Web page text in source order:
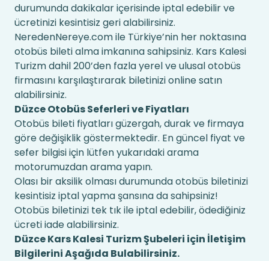
durumunda dakikalar içerisinde iptal edebilir ve
ücretinizi kesintisiz geri alabilirsiniz.
NeredenNereye.com ile Türkiye’nin her noktasına
otobüs bileti alma imkanına sahipsiniz. Kars Kalesi
Turizm dahil 200’den fazla yerel ve ulusal otobüs
firmasını karşılaştırarak biletinizi online satın
alabilirsiniz.
Düzce Otobüs Seferleri ve Fiyatları
Otobüs bileti fiyatları güzergah, durak ve firmaya
göre değişiklik göstermektedir. En güncel fiyat ve
sefer bilgisi için lütfen yukarıdaki arama
motorumuzdan arama yapın.
Olası bir aksilik olması durumunda otobüs biletinizi
kesintisiz iptal yapma şansına da sahipsiniz!
Otobüs biletinizi tek tık ile iptal edebilir, ödediğiniz
ücreti iade alabilirsiniz.
Düzce Kars Kalesi Turizm Şubeleri için İletişim
Bilgilerini Aşağıda Bulabilirsiniz.